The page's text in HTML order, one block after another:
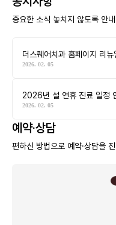
중요한 소식 놓치지 않도록 안
더스퀘어치과 홈페이지 리
2026. 02. 05
2026년 설 연휴 진료 일정
2026. 02. 05
예약·상담
편하신 방법으로 예약·상담을